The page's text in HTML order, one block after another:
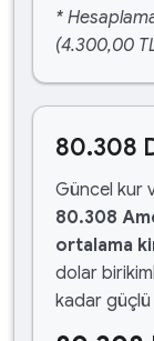
*
(4.300,00
80.308
Güncel kur
80.308
ortalama
dolar
kadar